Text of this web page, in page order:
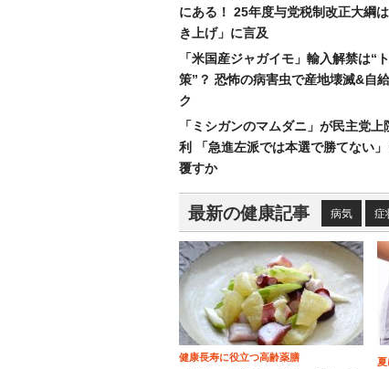
にある！ 25年度与党税制改正大綱は
き上げ」に言及
「米国産ジャガイモ」輸入解禁は“
策”？ 恐怖の病害虫で産地壊滅&自
ク
「ミシガンのマムダニ」が民主党
利 「急進左派では本選で勝てない
覆すか
最新の健康記事 病気 症
健康長寿に役立つ高齢薬膳 夏